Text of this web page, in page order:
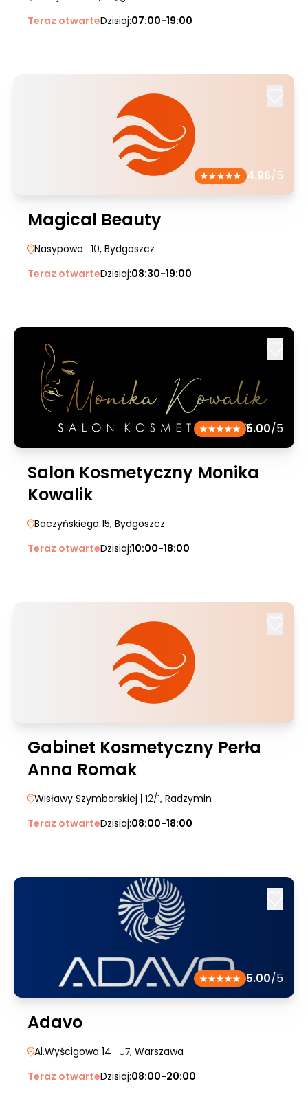
Teraz otwarteDzisiaj:07:00-19:00
4.96/5
Magical Beauty
Nasypowa | 10, Bydgoszcz
Teraz otwarteDzisiaj:08:30-19:00
5.00/5
Salon Kosmetyczny Monika
Kowalik
Baczyńskiego 15, Bydgoszcz
Teraz otwarteDzisiaj:10:00-18:00
Gabinet Kosmetyczny Perła
Anna Romak
Wisławy Szymborskiej | 12/1, Radzymin
Teraz otwarteDzisiaj:08:00-18:00
5.00/5
Adavo
Al.Wyścigowa 14 | U7, Warszawa
Teraz otwarteDzisiaj:08:00-20:00